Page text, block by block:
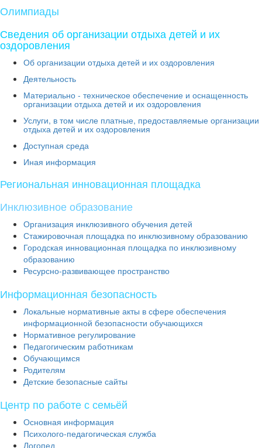
Олимпиады
Сведения об организации отдыха детей и их
оздоровления
Об организации отдыха детей и их оздоровления
Деятельность
Материально - техническое обеспечение и оснащенность
организации отдыха детей и их оздоровления
Услуги, в том числе платные, предоставляемые организации
отдыха детей и их оздоровления
Доступная среда
Иная информация
Региональная инновационная площадка
Инклюзивное образование
Организация инклюзивного обучения детей
Стажировочная площадка по инклюзивному образованию
Городская инновационная площадка по инклюзивному
образованию
Ресурсно-развивающее пространство
Информационная безопасность
Локальные нормативные акты в сфере обеспечения
информационной безопасности обучающихся
Нормативное регулирование
Педагогическим работникам
Обучающимся
Родителям
Детские безопасные сайты
Центр по работе с семьёй
Основная информация
Психолого-педагогическая служба
Логопед